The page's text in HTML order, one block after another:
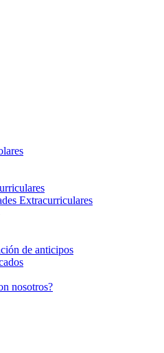
Extracurriculares
de anticipos
nosotros?